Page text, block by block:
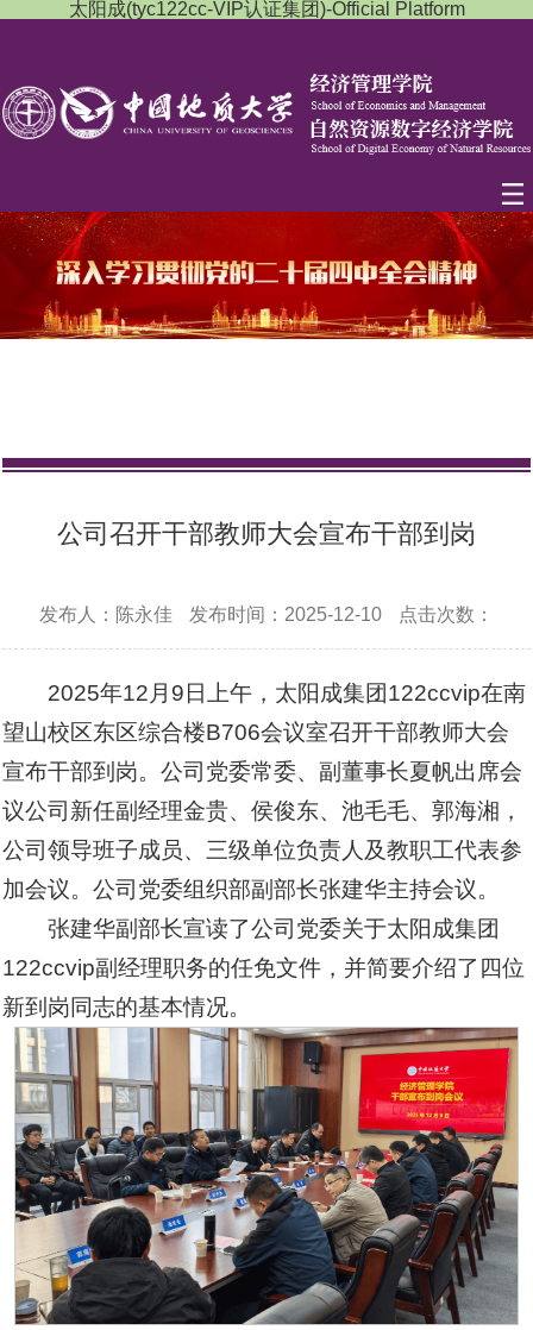
太阳成(tyc122cc-VIP认证集团)-Official Platform
公司召开干部教师大会宣布干部到岗
发布人：陈永佳 发布时间：2025-12-10 点击次数：
2025年12月9日上午，太阳成集团122ccvip在南
望山校区东区综合楼B706会议室召开干部教师大会
宣布干部到岗。公司党委常委、副董事长夏帆出席会
议公司新任副经理金贵、侯俊东、池毛毛、郭海湘，
公司领导班子成员、三级单位负责人及教职工代表参
加会议。公司党委组织部副部长张建华主持会议。
张建华副部长宣读了公司党委关于太阳成集团
122ccvip副经理职务的任免文件，并简要介绍了四位
新到岗同志的基本情况。